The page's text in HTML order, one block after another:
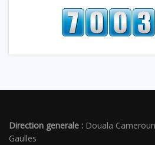
Direction generale : Douala
Gaulles